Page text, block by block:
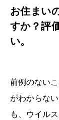
お住まい
すか？評
い。
前例のない
がわからな
も、ウイル